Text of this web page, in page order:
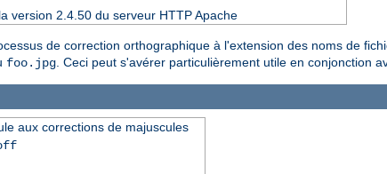
version 2.4.50 du serveur HTTP Apache
de correction orthographique à l'extension des noms de
foo.jpg . Ceci peut s'avérer particulièrement utile en conjonction
aux corrections de majuscules